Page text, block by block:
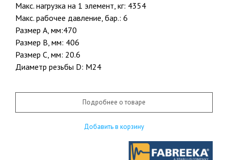
Макс. нагрузка на 1 элемент, кг: 4354
Макс. рабочее давление, бар.: 6
Размер A, мм:470
Размер B, мм: 406
Размер C, мм: 20.6
Диаметр резьбы D: М24
Подробнее о товаре
Добавить в корзину